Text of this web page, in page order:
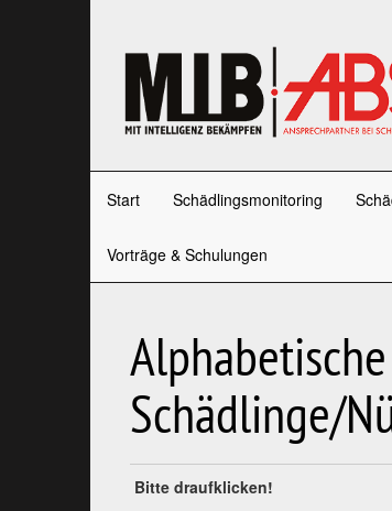
Start Schädlingsmonitoring
Vorträge & Schulungen
Schädlinge/
Bitte draufklicken!